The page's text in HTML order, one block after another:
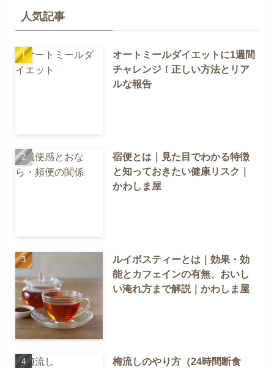
人気記事
オートミールダイエットに1週間
チャレンジ！正しい方法とリア
ルな報告
宿便とは｜見た目でわかる特徴
と知っておきたい健康リスク｜
かわしま屋
ルイボスティーとは｜効果・効
能とカフェインの有無、おいし
い淹れ方まで解説｜かわしま屋
梅流しのやり方（24時間断食